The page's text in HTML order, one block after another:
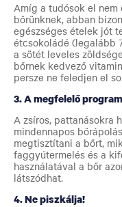
Amíg a tudósok el nem
bőrünknek, abban
egészséges ételek jót
étcsokoládé (legalább
a sötét leveles
bőrnek kedvező
persze ne feledjen el
3. A megfelelő program
A zsíros, pattanásokra
mindennapos
megtisztítani a bőrt,
faggyútermelés és a
használatával a bőr
látszódhat.
4. Ne piszkálja!